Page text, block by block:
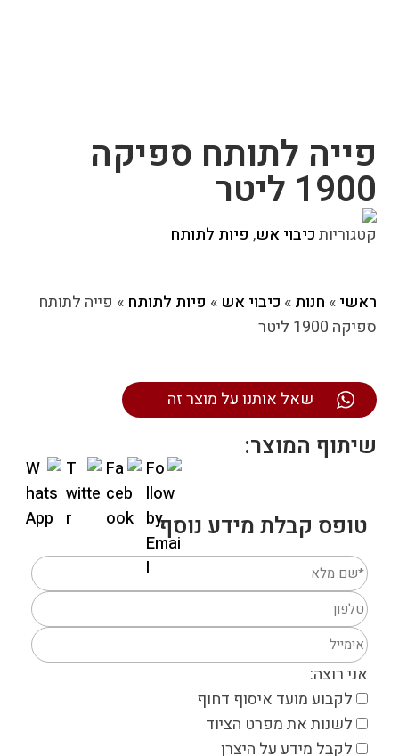
פייה לתותח ספיקה
1900 ליטר
קטגוריותכיבוי אש, פיות לתותח
ראשי» חנות» כיבוי אש » פיות לתותח » פייה לתותח
ספיקה 1900 ליטר
שאל אותנו על מוצר זה
שיתוף המוצר:
טופס קבלת מידע נוסף
אני רוצה:
לקבוע מועד איסוף דחוף
לשנות את מפרט הציוד
לקבל מידע על היצרן